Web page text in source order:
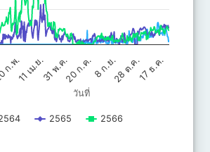
วันที่
20 ก.ค.
.พ.11 เม.ย.31 พ.ค. 8 ก.ย.28 ต.ค.17 ธ.ค.
2565 2566